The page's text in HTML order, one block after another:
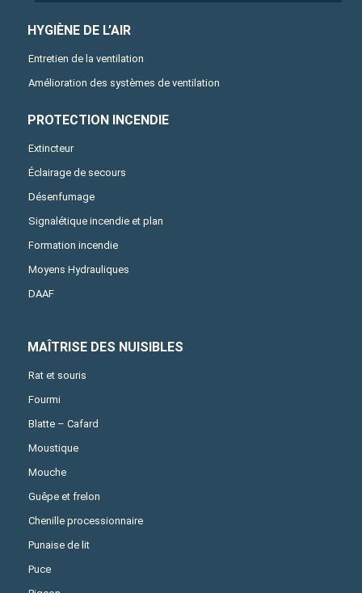
HYGIÈNE DE L’AIR
Entretien de la ventilation
Amélioration des systèmes de ventilation
PROTECTION INCENDIE
Extincteur
Éclairage de secours
Désenfumage
Signalétique incendie et plan
Formation incendie
Moyens Hydrauliques
DAAF
MAÎTRISE DES NUISIBLES
Rat et souris
Fourmi
Blatte – Cafard
Moustique
Mouche
Guêpe et frelon
Chenille processionnaire
Punaise de lit
Puce